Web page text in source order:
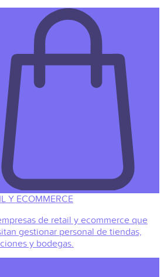
Y ECOMMERCE
de retail y ecommerce que
gestionar personal de tiendas,
y bodegas.